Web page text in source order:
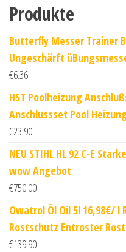
Produkte
Butterfly Messer Trainer
Ungeschärft
€6.36
HST Poolheizung
Anschlussset Pool
€23.90
NEU STIHL HL 92 C-E
wow Angebot
€750.00
Owatrol Öl Oil 5l 16,98€/ l
Rostschutz Entroster
€139.90